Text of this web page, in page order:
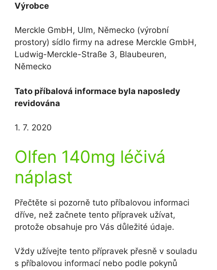
Výrobce
Merckle GmbH, Ulm, Německo (výrobní
prostory) sídlo firmy na adrese Merckle GmbH,
Ludwig-Merckle-Straße 3, Blaubeuren,
Německo
Tato příbalová informace byla naposledy
revidována
1. 7. 2020
Olfen 140mg léčivá
náplast
Přečtěte si pozorně tuto příbalovou informaci
dříve, než začnete tento přípravek užívat,
protože obsahuje pro Vás důležité údaje.
Vždy užívejte tento přípravek přesně v souladu
s příbalovou informací nebo podle pokynů